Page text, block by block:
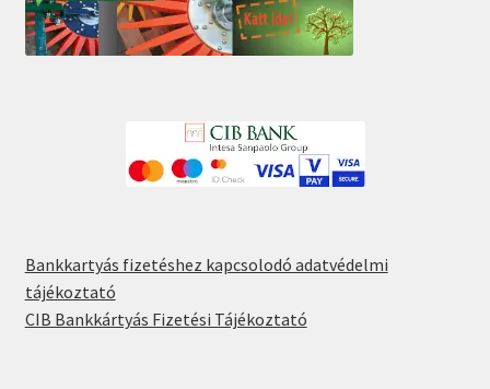
Bankkartyás fizetéshez kapcsolodó adatvédelmi
tájékoztató
CIB Bankkártyás Fizetési Tájékoztató